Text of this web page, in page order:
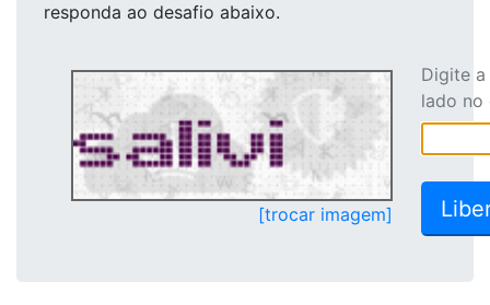
responda ao desafio abaixo.
[trocar imagem]
Digite
lado no